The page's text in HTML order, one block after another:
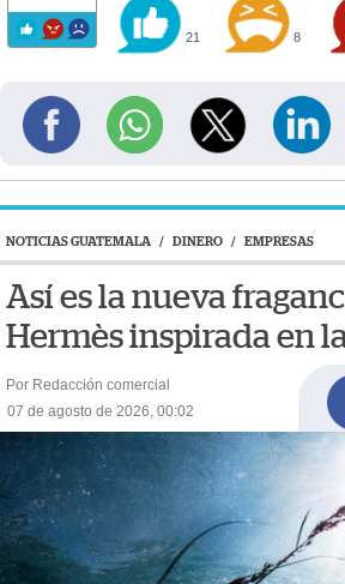
21 8
NOTICIAS GUATEMALA / DINERO / EMPRESAS
Así es la nueva
Hermès inspirada en
Por Redacción comercial
07 de agosto de 2026, 00:02